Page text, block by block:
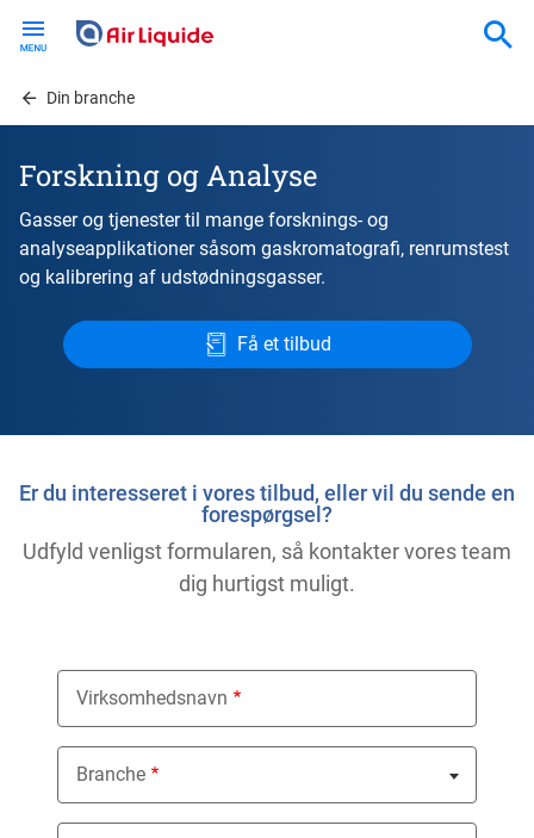
contentDin branche
Forskning og Analyse
Gasser og tjenester til mange forsknings- og
analyseapplikationer såsom gaskromatografi, renrumstest
og kalibrering af udstødningsgasser.
Få et tilbud
Er du interesseret i vores tilbud, eller vil du sende en
forespørgsel?
Udfyld venligst formularen, så kontakter vores team
dig hurtigst muligt.
Virksomhedsnavn
Branche
Nothing selected